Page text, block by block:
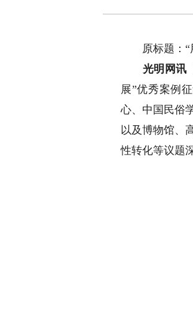
原标题：“用
光明网讯（
展”优秀案例
心、中国民俗
以及博物馆、
性转化等议题